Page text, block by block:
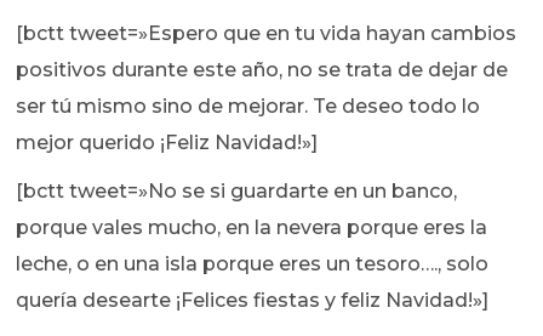
[bctt tweet=»Espero que en tu vida hayan cambios
positivos durante este año, no se trata de dejar de
ser tú mismo sino de mejorar. Te deseo todo lo
mejor querido ¡Feliz Navidad!»]
[bctt tweet=»No se si guardarte en un banco,
porque vales mucho, en la nevera porque eres la
leche, o en una isla porque eres un tesoro…., solo
quería desearte ¡Felices fiestas y feliz Navidad!»]